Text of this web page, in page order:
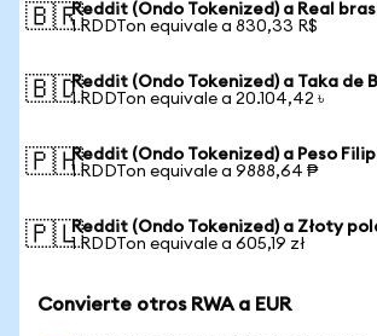
🇧🇷Reddit (Ondo Tokenized) a Real
1 RDDTon equivale a 830,33 R$
🇧🇩Reddit (Ondo Tokenized) a Taka de
1 RDDTon equivale a 20.104,42 ৳
🇵🇭Reddit (Ondo Tokenized) a Peso
1 RDDTon equivale a 9888,64 ₱
🇵🇱Reddit (Ondo Tokenized) a Złoty
1 RDDTon equivale a 605,19 zł
Convierte otros RWA a EUR